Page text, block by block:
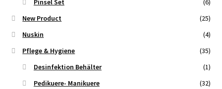
Pinsel Set
(6)
New Product
(25)
Nuskin
(4)
Pflege & Hygiene
(35)
Desinfektion Behälter
(1)
Pedikuere- Manikuere
(32)